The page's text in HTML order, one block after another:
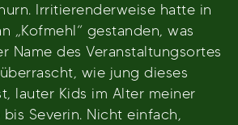
Irritierenderweise hatte in
„Kofmehl“ gestanden, was
Name des Veranstaltungsortes
wie jung dieses
lauter Kids im Alter meiner
Severin. Nicht einfach,